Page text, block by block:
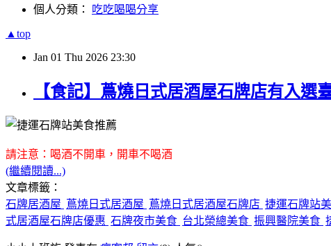
個人分類： 吃吃喝喝分享
▲top
Jan 01 Thu 2026 23:30
【食記】蔦燒日式居酒屋石牌店有入
請注意：喝酒不開車，開車不喝酒
(繼續閱讀...)
文章標籤：
石牌居酒屋 蔦燒日式居酒屋 蔦燒日式居酒屋石牌店 捷運石牌站
式居酒屋石牌店優惠 石牌夜市美食 台北榮總美食 振興醫院美食